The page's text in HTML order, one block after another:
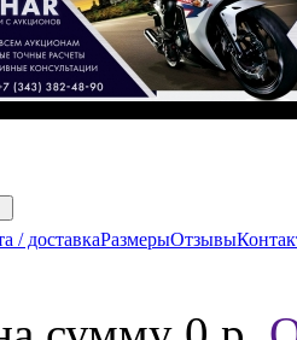
/ доставкаРазмерыОтзывы